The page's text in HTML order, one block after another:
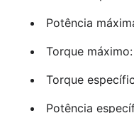
Potência
Torque
Torque
Potência